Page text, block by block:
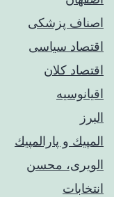
اصناف پزشکی
اقتصاد سیاسی
اقتصاد کلان
اقیانوسیه
البرز
المپيك و پارالمپيك
الویری، محسن
انتخابات